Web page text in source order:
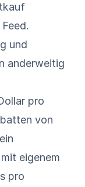
und
anderweitig
pro
von
eigenem
pro